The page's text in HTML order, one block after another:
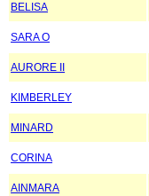
BELISA
SARA O
AURORE II
KIMBERLEY
MINARD
CORINA
AINMARA